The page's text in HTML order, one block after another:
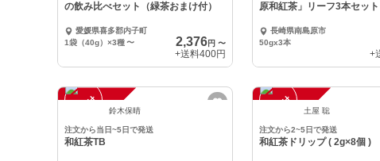
の飲み比べセット（緑茶おまけ付）
愛媛県喜多郡内子町
1袋（40g）×3種〜 2,376円 〜
+送料400円
原和紅茶」リーフ3本セット
長崎県南島原市
50gx3本
+
注
文
受
付
停
止
中 鈴木保晴
注文から当日~5日で発送
和紅茶TB
注
文
受
付
停
止
中 土屋 聡
注文から2~5日で発送
和紅茶ドリップ ( 2g×8個 )